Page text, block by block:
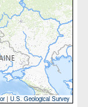
|U.S. Geological Survey